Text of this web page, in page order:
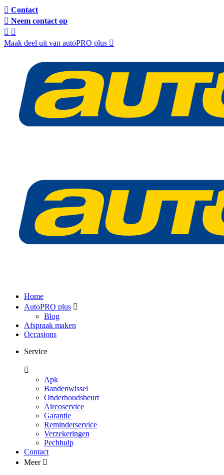
Contact
Neem contact op
Maak deel uit van autoPRO plus
Home
AutoPRO plus
Blog
Afspraak maken
Occasions
Service
Apk
Bandenwissel
Onderhoudsbeurt
Aircoservice
Garantie
Reminderservice
Verzekeringen
Pechhulp
Contact
Meer